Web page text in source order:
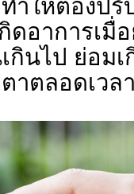
ำให้ต้องปรั
ดอาการเมื่
นไป ย่อมเ
าตลอดเวล